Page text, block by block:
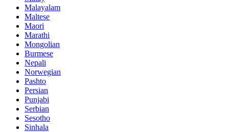
Malayalam
Maltese
Maori
Marathi
Mongolian
Burmese
Nepali
Norwegian
Pashto
Persian
Punjabi
Serbian
Sesotho
Sinhala